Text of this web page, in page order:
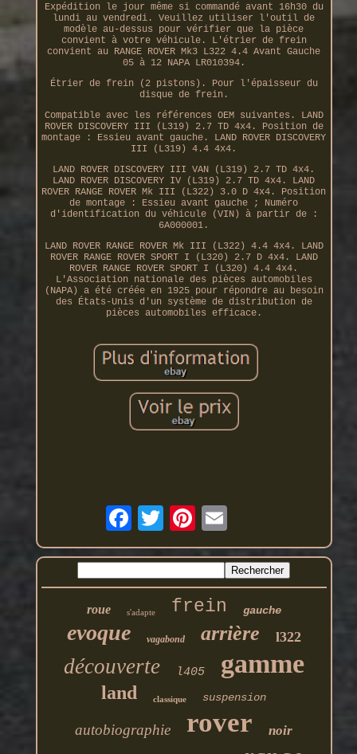
Expédition le jour même si commandé avant 16h30 du
lundi au vendredi. Veuillez utiliser l'outil de
modèle au-dessus pour vérifier que la pièce
convient à votre véhicule. L'étrier de frein
convient au RANGE ROVER Mk3 L322 4.4 Avant Gauche
05 à 12 NAPA LR010394.
Étrier de frein (2 pistons). Pour l'épaisseur du
disque de frein.
Compatible avec les références OEM suivantes. LAND
ROVER DISCOVERY III (L319) 2.7 TD 4x4. Position de
montage : Essieu avant gauche. LAND ROVER DISCOVERY
III (L319) 4.4 4x4.
LAND ROVER DISCOVERY III VAN (L319) 2.7 TD 4x4.
LAND ROVER DISCOVERY IV (L319) 2.7 TD 4x4. LAND
ROVER RANGE ROVER Mk III (L322) 3.0 D 4x4. Position
de montage : Essieu avant gauche ; Numéro
d'identification du véhicule (VIN) à partir de :
6A000001.
LAND ROVER RANGE ROVER Mk III (L322) 4.4 4x4. LAND
ROVER RANGE ROVER SPORT I (L320) 2.7 D 4x4. LAND
ROVER RANGE ROVER SPORT I (L320) 4.4 4x4.
L'Association nationale des pièces automobiles
(NAPA) a été créée en 1925 pour répondre au besoin
des États-Unis d'un système de distribution de
pièces automobiles efficace.
roue s'adapte frein gauche
evoque vagabond arrière l322
découverte l405 gamme
land classique suspension
autobiographie rover noir